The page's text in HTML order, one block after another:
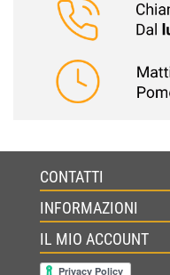
CONTATTI
INFORMAZIONI
IL MIO ACCOUNT